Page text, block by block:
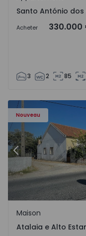
Santo António dos
Acheter 330.000
3 2 85
Nouveau
- 20
Maison T2 Montijo,
Précédent
Atalaia e Alto
Maison
Atalaia e Alto